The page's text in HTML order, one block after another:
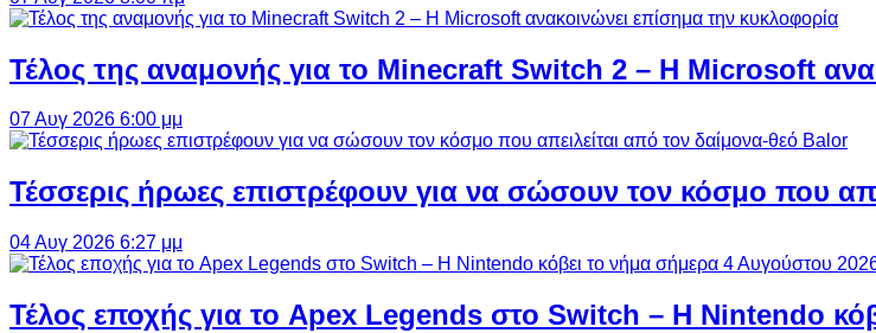
Τέλος της αναμονής για το Minecraft Switch 2 – Η Microsoft
07 Αυγ 2026 6:00 μμ
Τέσσερις ήρωες επιστρέφουν για να σώσουν τον κόσμο που
04 Αυγ 2026 6:27 μμ
Τέλος εποχής για το Apex Legends στο Switch – Η Nintendo